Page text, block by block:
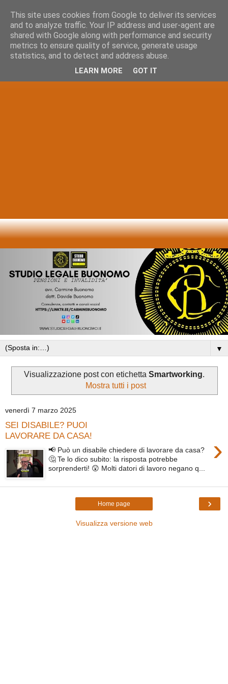
▼
Visualizzazione post con etichetta Smartworking.
Mostra tutti i post
venerdì 7 marzo 2025
SEI DISABILE? PUOI
LAVORARE DA CASA!
›
📢 Può un disabile chiedere di lavorare da casa?
🤔 Te lo dico subito: la risposta potrebbe
sorprenderti! 😲 Molti datori di lavoro negano q...
›
Home page
Visualizza versione web
This site uses cookies from Google to deliver its services
and to analyze traffic. Your IP address and user-agent are
shared with Google along with performance and security
metrics to ensure quality of service, generate usage
statistics, and to detect and address abuse.
LEARN MORE GOT IT